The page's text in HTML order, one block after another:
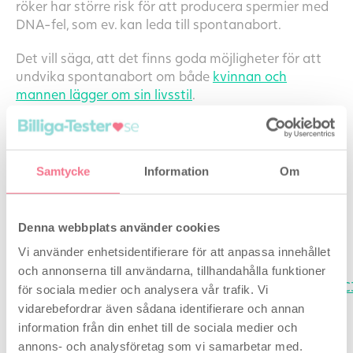
Samtycke Information Om
Denna webbplats använder cookies
Vi använder enhetsidentifierare för att anpassa innehållet
och annonserna till användarna, tillhandahålla funktioner
för sociala medier och analysera vår trafik. Vi
vidarebefordrar även sådana identifierare och annan
information från din enhet till de sociala medier och
annons- och analysföretag som vi samarbetar med.
röker har större risk för att producera spermier med
DNA-fel, som ev. kan leda till spontanabort.
Det vill säga, att det finns goda möjligheter för att
undvika spontanabort om både kvinnan och
mannen lägger om sin livsstil.
Kontakta alltid läkare om du misstänker
spontanabort, missed abortion, upprepade aborter
eller liknande.
Referenser:
http://gynonline.se/missfall-spontanabort
https://www.netdoktor.se/graviditet/under-
graviditeten/sjukdomar/missfall/
https://www.ne.se/uppslagsverk/encyklopedi/
abort
https://onlinelibrary.wiley.com
https://sund.ku.dk